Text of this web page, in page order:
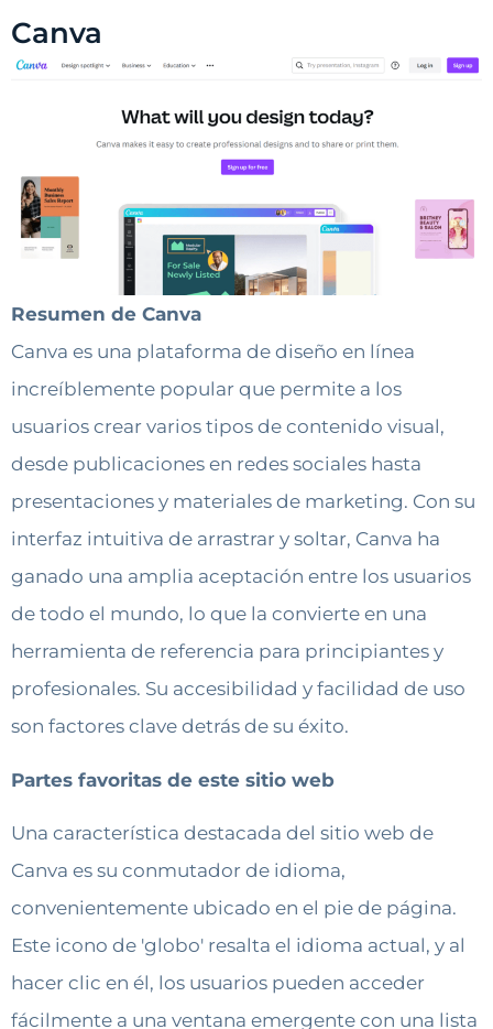
Canva
Resumen de Canva
Canva es una plataforma de diseño en línea
increíblemente popular que permite a los
usuarios crear varios tipos de contenido visual,
desde publicaciones en redes sociales hasta
presentaciones y materiales de marketing. Con su
interfaz intuitiva de arrastrar y soltar, Canva ha
ganado una amplia aceptación entre los usuarios
de todo el mundo, lo que la convierte en una
herramienta de referencia para principiantes y
profesionales. Su accesibilidad y facilidad de uso
son factores clave detrás de su éxito.
Partes favoritas de este sitio web
Una característica destacada del sitio web de
Canva es su conmutador de idioma,
convenientemente ubicado en el pie de página.
Este icono de 'globo' resalta el idioma actual, y al
hacer clic en él, los usuarios pueden acceder
fácilmente a una ventana emergente con una lista